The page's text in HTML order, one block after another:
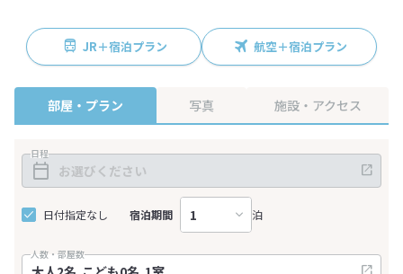
JR＋宿泊プラン 航空＋宿泊プラン
部屋・プラン 写真 施設・アクセス
日程
日付指定なし 宿泊期間 泊
人数・部屋数